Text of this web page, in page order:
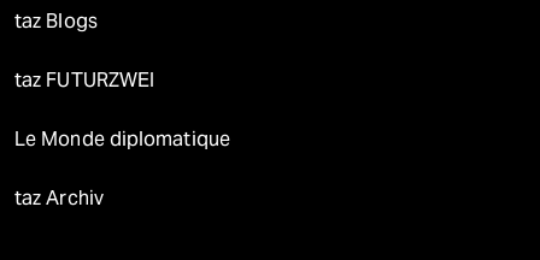
taz Blogs
taz FUTURZWEI
Le Monde diplomatique
taz Archiv